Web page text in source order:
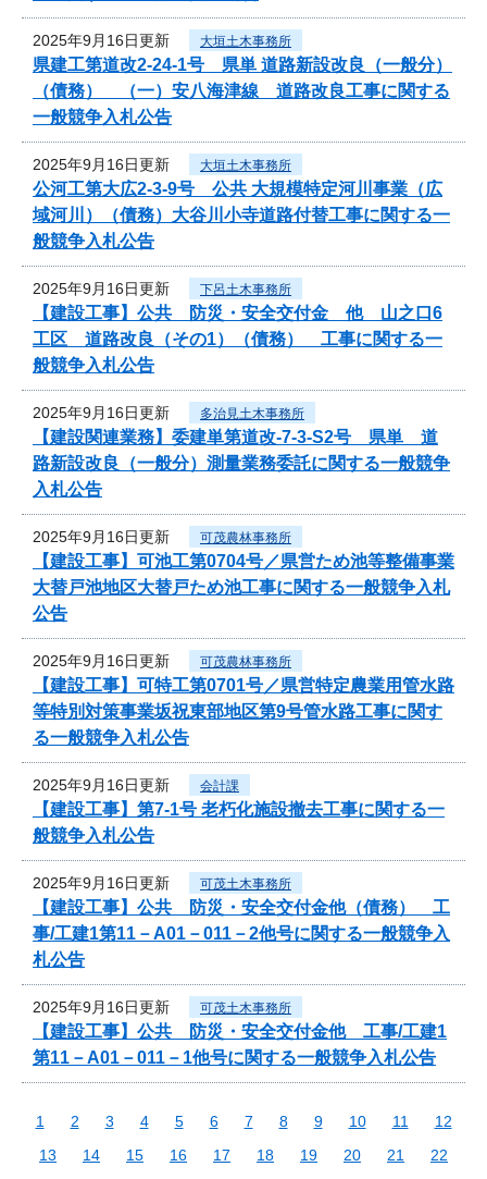
2025年9月16日更新 大垣土木事務所
県建工第道改2-24-1号 県単 道路新設改良（一般分）
（債務） （一）安八海津線 道路改良工事に関する
一般競争入札公告
2025年9月16日更新 大垣土木事務所
公河工第大広2-3-9号 公共 大規模特定河川事業（広
域河川）（債務）大谷川小寺道路付替工事に関する一
般競争入札公告
2025年9月16日更新 下呂土木事務所
【建設工事】公共 防災・安全交付金 他 山之口6
工区 道路改良（その1）（債務） 工事に関する一
般競争入札公告
2025年9月16日更新 多治見土木事務所
【建設関連業務】委建単第道改-7-3-S2号 県単 道
路新設改良（一般分）測量業務委託に関する一般競争
入札公告
2025年9月16日更新 可茂農林事務所
【建設工事】可池工第0704号／県営ため池等整備事業
大替戸池地区大替戸ため池工事に関する一般競争入札
公告
2025年9月16日更新 可茂農林事務所
【建設工事】可特工第0701号／県営特定農業用管水路
等特別対策事業坂祝東部地区第9号管水路工事に関す
る一般競争入札公告
2025年9月16日更新 会計課
【建設工事】第7-1号 老朽化施設撤去工事に関する一
般競争入札公告
2025年9月16日更新 可茂土木事務所
【建設工事】公共 防災・安全交付金他（債務） 工
事/工建1第11－A01－011－2他号に関する一般競争入
札公告
2025年9月16日更新 可茂土木事務所
【建設工事】公共 防災・安全交付金他 工事/工建1
第11－A01－011－1他号に関する一般競争入札公告
1 2 3 4 5 6 7 8 9 10 11
12
13
14 15 16 17 18 19 20 21
22